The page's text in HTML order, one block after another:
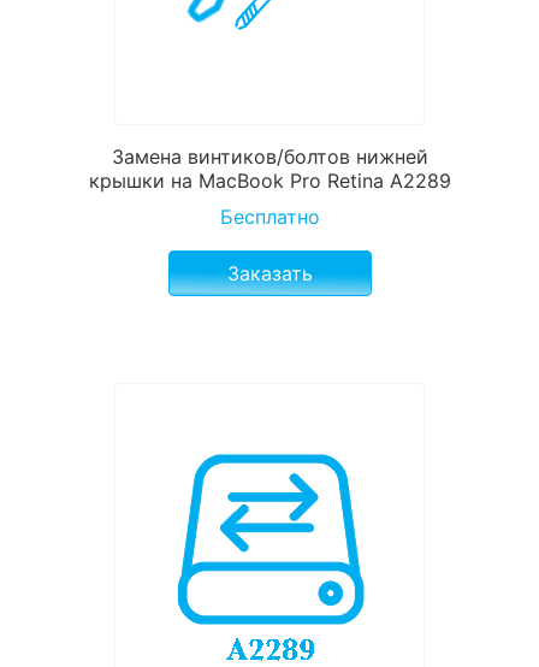
Замена винтиков/болтов нижней
крышки на MacBook Pro Retina A2289
Бесплатно
Заказать